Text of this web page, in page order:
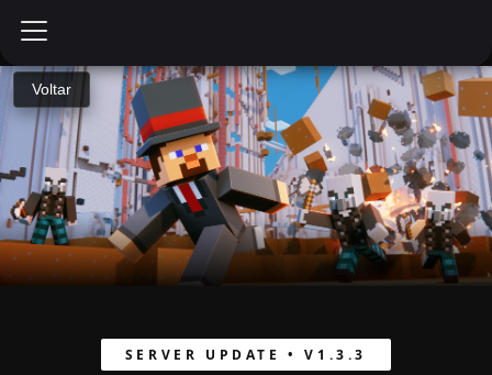
Voltar
SERVER UPDATE • V1.3.3